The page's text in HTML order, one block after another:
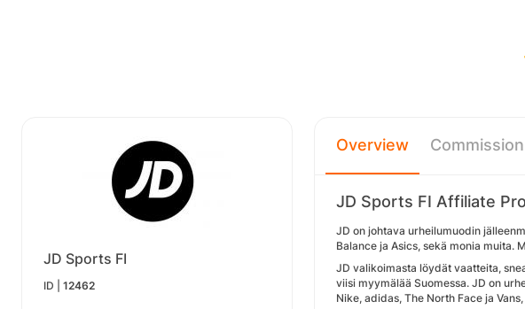
JD Sports FI
ID | 12462
Overview Commission
JD Sports FI Affiliate
JD on johtava urheilumuodin
Balance ja Asics, sekä monia muita.
JD valikoimasta löydät vaatteita,
viisi myymälää Suomessa. JD on
Nike, adidas, The North Face ja